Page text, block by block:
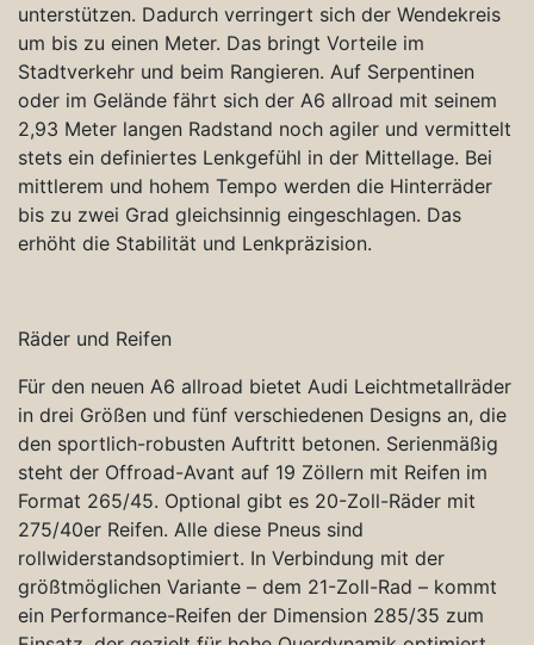
unterstützen. Dadurch verringert sich der Wendekreis
um bis zu einen Meter. Das bringt Vorteile im
Stadtverkehr und beim Rangieren. Auf Serpentinen
oder im Gelände fährt sich der A6 allroad mit seinem
2,93 Meter langen Radstand noch agiler und vermittelt
stets ein definiertes Lenkgefühl in der Mittellage. Bei
mittlerem und hohem Tempo werden die Hinterräder
bis zu zwei Grad gleichsinnig eingeschlagen. Das
erhöht die Stabilität und Lenkpräzision.
Räder und Reifen
Für den neuen A6 allroad bietet Audi Leichtmetallräder
in drei Größen und fünf verschiedenen Designs an, die
den sportlich-robusten Auftritt betonen. Serienmäßig
steht der Offroad-Avant auf 19 Zöllern mit Reifen im
Format 265/45. Optional gibt es 20-Zoll-Räder mit
275/40er Reifen. Alle diese Pneus sind
rollwiderstandsoptimiert. In Verbindung mit der
größtmöglichen Variante – dem 21-Zoll-Rad – kommt
ein Performance-Reifen der Dimension 285/35 zum